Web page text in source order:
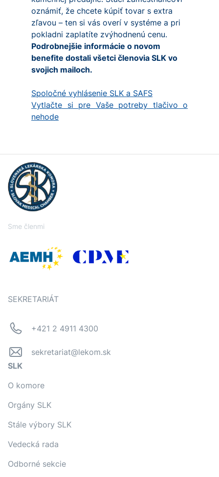
oznámiť, že chcete kúpiť tovar s extra
zľavou – ten si vás overí v systéme a pri
pokladni zaplatíte zvýhodnenú cenu.
Podrobnejšie informácie o novom
benefite dostali všetci členovia SLK vo
svojich mailoch.
Spoločné vyhlásenie SLK a SAFS
Vytlačte si pre Vaše potreby tlačivo o
nehode
Sme členmi
SEKRETARIÁT
+421 2 4911 4300
sekretariat@lekom.sk
SLK
O komore
Orgány SLK
Stále výbory SLK
Vedecká rada
Odborné sekcie